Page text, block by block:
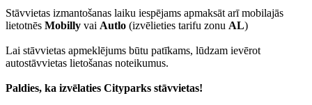
Stāvvietas izmantošanas laiku iespējams apmaksāt arī mobilajās
lietotnēs Mobilly vai Autlo (izvēlieties tarifu zonu AL)
Lai stāvvietas apmeklējums būtu patīkams, lūdzam ievērot
autostāvvietas lietošanas noteikumus.
Paldies, ka izvēlaties Cityparks stāvvietas!